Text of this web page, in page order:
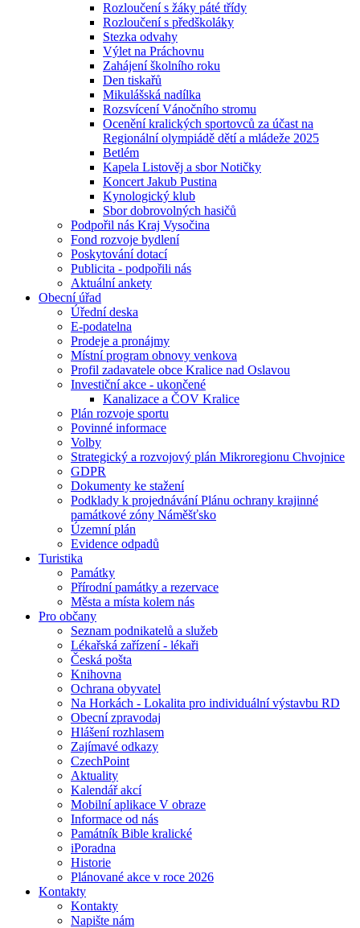
Rozloučení s žáky páté třídy
Rozloučení s předškoláky
Stezka odvahy
Výlet na Práchovnu
Zahájení školního roku
Den tiskařů
Mikulášská nadílka
Rozsvícení Vánočního stromu
Ocenění kralických sportovců za účast na
Regionální olympiádě dětí a mládeže 2025
Betlém
Kapela Listověj a sbor Notičky
Koncert Jakub Pustina
Kynologický klub
Sbor dobrovolných hasičů
Podpořil nás Kraj Vysočina
Fond rozvoje bydlení
Poskytování dotací
Publicita - podpořili nás
Aktuální ankety
Obecní úřad
Úřední deska
E-podatelna
Prodeje a pronájmy
Místní program obnovy venkova
Profil zadavatele obce Kralice nad Oslavou
Investiční akce - ukončené
Kanalizace a ČOV Kralice
Plán rozvoje sportu
Povinné informace
Volby
Strategický a rozvojový plán Mikroregionu Chvojnice
GDPR
Dokumenty ke stažení
Podklady k projednávání Plánu ochrany krajinné
památkové zóny Náměšťsko
Územní plán
Evidence odpadů
Turistika
Památky
Přírodní památky a rezervace
Města a místa kolem nás
Pro občany
Seznam podnikatelů a služeb
Lékařská zařízení - lékaři
Česká pošta
Knihovna
Ochrana obyvatel
Na Horkách - Lokalita pro individuální výstavbu RD
Obecní zpravodaj
Hlášení rozhlasem
Zajímavé odkazy
CzechPoint
Aktuality
Kalendář akcí
Mobilní aplikace V obraze
Informace od nás
Památník Bible kralické
iPoradna
Historie
Plánované akce v roce 2026
Kontakty
Kontakty
Napište nám